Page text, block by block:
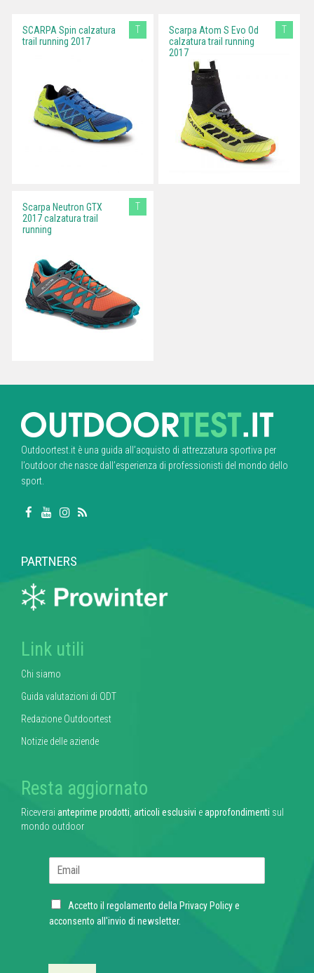
SCARPA Spin calzatura
trail running 2017
T
Scarpa Atom S Evo Od
calzatura trail running
2017
T
Scarpa Neutron GTX
2017 calzatura trail
running
T
Outdoortest.it è una guida all’acquisto di attrezzatura sportiva per
l’outdoor che nasce dall’esperienza di professionisti del mondo dello
sport.
PARTNERS
Link utili
Chi siamo
Guida valutazioni di ODT
Redazione Outdoortest
Notizie delle aziende
Resta aggiornato
Riceverai anteprime prodotti articoli esclusivi eapprofondimenti sul
mondo outdoor
l
C
h
Accetto il regolamento della Privacy Policye
acconsento all'invio di newsletter.